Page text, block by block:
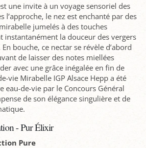
une invite à un voyage sensoriel des
l’approche, le nez est enchanté par des
jumelés à des touches
instantanément la douceur des vergers
bouche, ce nectar se révèle d’abord
de laisser des notes miellées
avec une grâce inégalée en fin de
vie Mirabelle IGP Alsace Hepp a été
eau-de-vie par le Concours Général
de son élégance singulière et de
- Pur Élixir
Pure